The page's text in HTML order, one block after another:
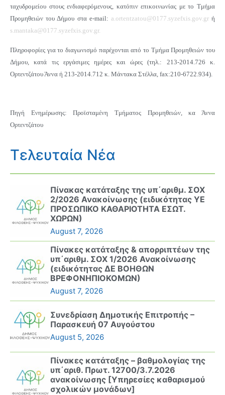
ταχυδρομείου στους ενδιαφερόμενους, κατόπιν επικοινωνίας με το Τμήμα
Προμηθειών του Δήμου στα e-mail: a.ortentzatou@0177.syzefxis.gov.grή
s.mantaka@0177.syzefxis.gov.gr.
Πληροφορίες για το διαγωνισμό παρέχονται από το Τμήμα Προμηθειών του
Δήμου, κατά τις εργάσιμες ημέρες και ώρες (τηλ.: 213-2014.726 κ.
Ορτεντζάτου Άννα ή 213-2014.712 κ. Μάντακα Στέλλα, fax:210-6722.934).
Πηγή Ενημέρωσης: Προϊσταμένη Τμήματος Προμηθειών, κα Άννα
Ορτεντζάτου
Τελευταία Νέα
Πίνακας κατάταξης της υπ΄αριθμ. ΣΟΧ
2/2026 Ανακοίνωσης (ειδικότητας ΥΕ
ΠΡΟΣΩΠΙΚΟ ΚΑΘΑΡΙΟΤΗΤΑ ΕΣΩΤ.
ΧΩΡΩΝ)
August 7, 2026
Πίνακες κατάταξης & απορριπτέων της
υπ΄αριθμ. ΣΟΧ 1/2026 Ανακοίνωσης
(ειδικότητας ΔΕ ΒΟΗΘΩΝ
ΒΡΕΦΟΝΗΠΙΟΚΟΜΩΝ)
August 7, 2026
Συνεδρίαση Δημοτικής Επιτροπής –
Παρασκευή 07 Αυγούστου
August 5, 2026
Πίνακες κατάταξης – βαθμολογίας της
υπ΄αριθ. Πρωτ. 12700/3.7.2026
ανακοίνωσης [Υπηρεσίες καθαρισμού
σχολικών μονάδων]